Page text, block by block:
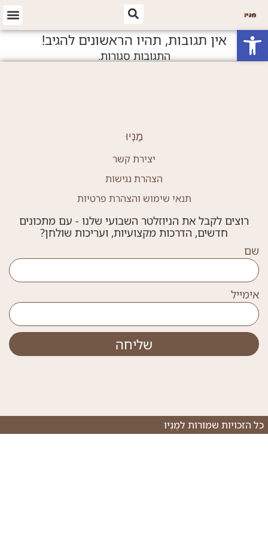
פתח סרגל נגישותאין תגובות, תהיו הראשונים להגיב!
התגובות סגורות.
מֶנְיוּ
יצירת קשר
הצהרת נגישות
תנאי שימוש והצהרת פרטיות
רוצים לקבל את הניוזלטר השבועי שלנו - עם מתכונים
חדשים, הדרכות מקצועיות, ועריכות שולחן?
שם
אימייל
שליחה
כל הזכויות שמורות למֶנְיוּ